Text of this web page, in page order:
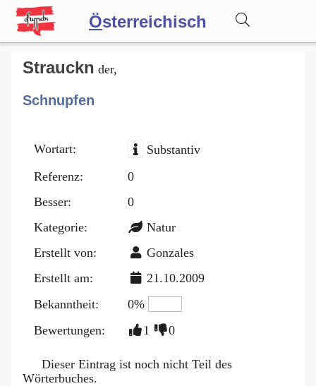
Österreichisch
Wörterbuch
Forum
Blog
Strauckn der,
Schnupfen
Wortart:
Substantiv
Referenz:
0
Besser:
0
Kategorie:
Natur
Erstellt von:
Gonzales
Erstellt am:
21.10.2009
Bekanntheit:
0%
Bewertungen:
1 0
Dieser Eintrag ist noch nicht Teil des
Wörterbuches.